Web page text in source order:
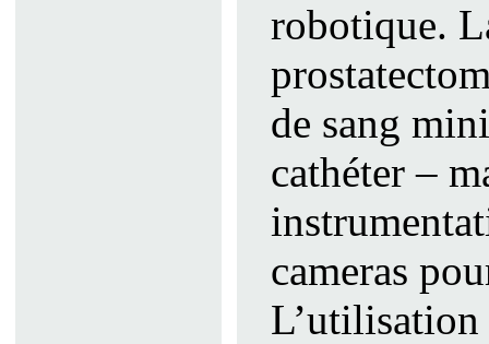
robotique.
de sang
cathéter –
cameras
L’utilisation